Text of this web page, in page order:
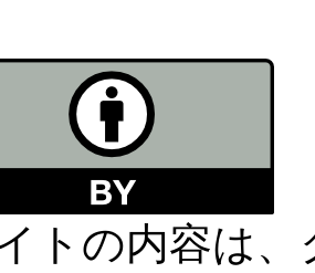
トの内容は